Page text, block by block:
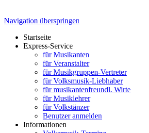
Navigation überspringen
Startseite
Express-Service
für Musikanten
für Veranstalter
für Musikgruppen-Vertreter
für Volksmusik-Liebhaber
für musikantenfreundl. Wirte
für Musiklehrer
für Volkstänzer
Benutzer anmelden
Informationen